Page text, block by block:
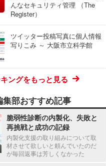
んなセキュリティ管理 （The
Register）
ツイッター投稿写真に個人情報
写りこみ ～ 大阪市立科学館
ングをもっと見る
集部おすすめ記事
脆弱性診断の内製化、失敗と
再挑戦と成功の記録
内製化支援の取り組みについて取
材させて欲しいと頼んでいたのだ
が毎回返事は芳しくなかった